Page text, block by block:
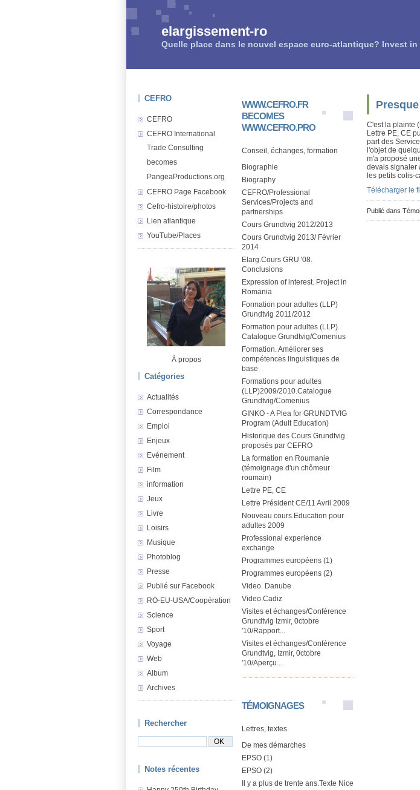
elargissement-ro
Quelle place dans le nouvel espace euro-atlantique? Invest
CEFRO
CEFRO
CEFRO International
Trade Consulting
becomes
PangeaProductions.org
CEFRO Page Facebook
Cefro-histoire/photos
Lien atlantique
YouTube/Places
À propos
Catégories
Actualités
Correspondance
Emploi
Enjeux
Evénement
Film
information
Jeux
Livre
Loisirs
Musique
Photoblog
Presse
Publié sur Facebook
RO-EU-USA/Coopération
Science
Sport
Voyage
Web
Album
Archives
Rechercher
Notes récentes
WWW.CEFRO.FR
BECOMES
WWW.CEFRO.PRO
Conseil, échanges, formation
Biographie
Biography
CEFRO/Professional
Services/Projects and
partnerships
Cours Grundtvig 2012/2013
Cours Grundtvig 2013/ Février
2014
Elarg.Cours GRU '08.
Conclusions
Expression of interest. Project in
Romania
Formation pour adultes (LLP)
Grundtvig 2011/2012
Formation pour adultes (LLP).
Catalogue Grundtvig/Comenius
Formation. Améliorer ses
compétences linguistiques de
base
Formations pour adultes
(LLP)2009/2010.Catalogue
Grundtvig/Comenius
GINKO - A Plea for GRUNDTVIG
Program (Adult Education)
Historique des Cours Grundtvig
proposés par CEFRO
La formation en Roumanie
(témoignage d'un chômeur
roumain)
Lettre PE, CE
Lettre Président CE/11 Avril 2009
Nouveau cours.Education pour
adultes 2009
Professional experience
exchange
Programmes européens (1)
Programmes européens (2)
Video. Danube
Video.Cadiz
Visites et échanges/Conférence
Grundtvig Izmir, 0ctobre
'10/Rapport...
Visites et échanges/Conférence
Grundtvig, Izmir, 0ctobre
'10/Aperçu...
TÉMOIGNAGES
Lettres, textes.
De mes démarches
EPSO (1)
EPSO (2)
Il y a plus de trente ans.Texte Nice
C'est la plainte
Lettre PE, CE
part des
l'objet de
m'a proposé
devais signaler
les petits colis-
Télécharger le
Publié dans